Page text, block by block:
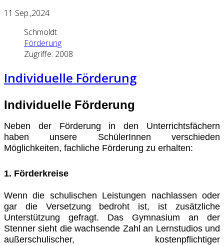
11 Sep.,2024
Schmoldt
Förderung
Zugriffe: 2008
Individuelle Förderung
Individuelle Förderung
Neben der Förderung in den Unterrichtsfächern
haben unsere SchülerInnen verschieden
Möglichkeiten, fachliche Förderung zu erhalten:
1. Förderkreise
Wenn die schulischen Leistungen nachlassen oder
gar die Versetzung bedroht ist, ist zusätzliche
Unterstützung gefragt. Das Gymnasium an der
Stenner sieht die wachsende Zahl an Lernstudios und
außerschulischer, kostenpflichtiger